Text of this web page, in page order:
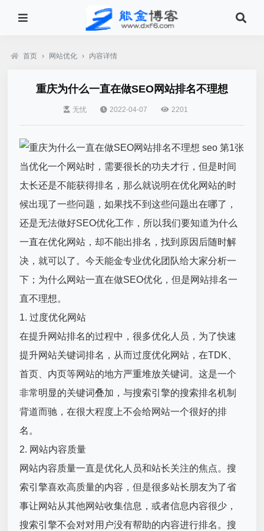
首页 › 网站优化 › 内容详情
重庆为什么一直在做SEO网站排名不理想
无忧 2022-04-07 2201
当优化一个网站时，需要很长的功夫才行，但是时间
太长还是不能获得排名，那么就说明在优化网站的时
候出现了一些问题，如果找不到这些问题出在哪了，
还是无法做好SEO优化工作，所以我们要知道为什么
一直在优化网站，却不能出排名，找到原因后随时解
决，就可以了。今天能金专业优化团队给大家分析一
下；为什么网站一直在做SEO优化，但是网站排名一
直不理想。
1. 过度优化网站
在提升网站排名的过程中，很多优化人员，为了快速
提升网站关键词排名，从而过度优化网站，在TDK、
首页、内页等网站的地方严重堆放关键词。这是一个
非常明显的关键词叠加，与搜索引擎的搜索排名机制
背道而驰，在很大程度上不会给网站一个很好的排
名。
2. 网站内容质量
网站内容质量一直是优化人员和站长关注的焦点。搜
索引擎喜欢高质量的内容，但是很多站长朋友为了省
事让网站从其他网站收集信息，或者信息内容很少，
搜索引擎不会对对用户没有帮助的内容进行排名。搜